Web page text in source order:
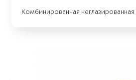
Комбинированная